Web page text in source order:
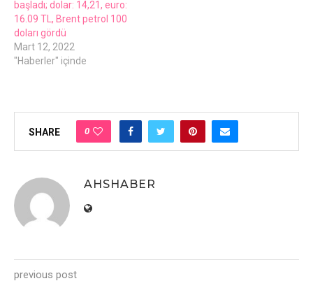
başladı; dolar: 14,21, еuro:
16.09 TL, Brеnt pеtrol 100
doları gördü
Mart 12, 2022
"Haberler" içinde
SHARE 0
AHSHABER
previous post